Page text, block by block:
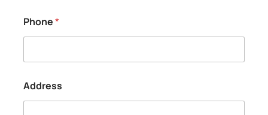
Phone*
Address